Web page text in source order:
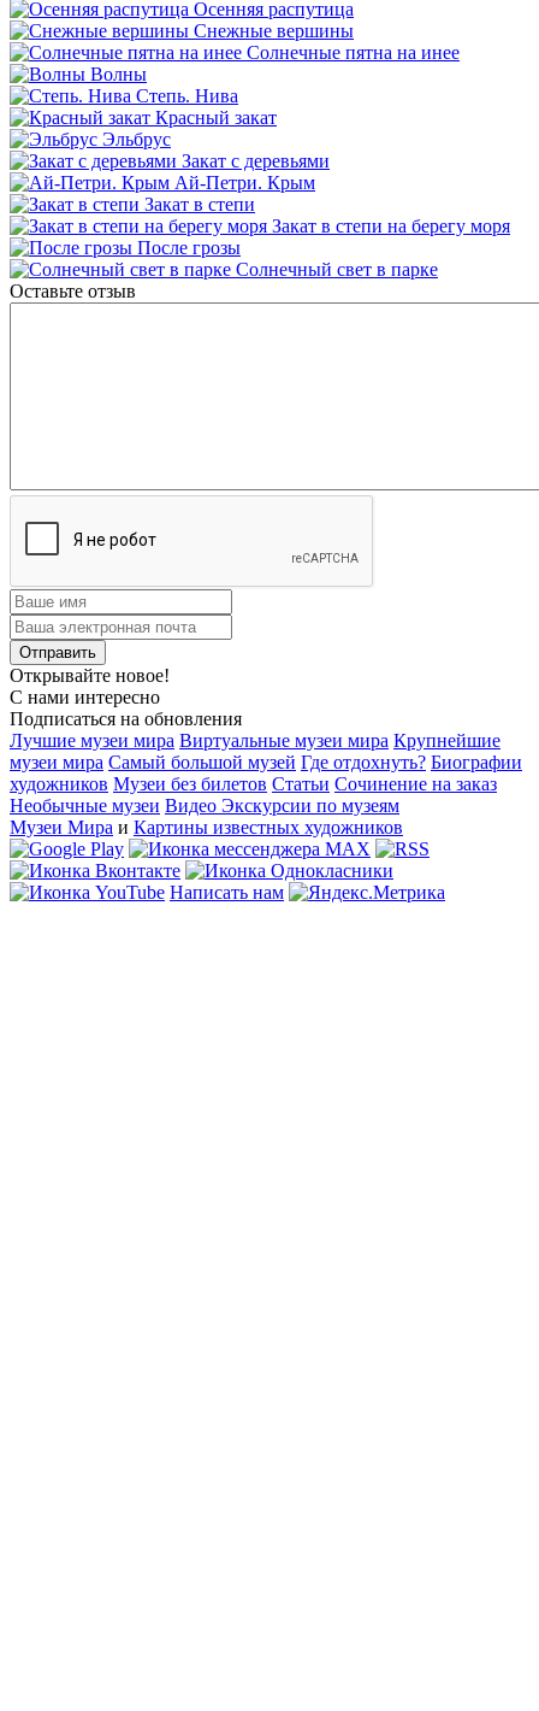
Осенняя распутица
Снежные вершины
Солнечные пятна на инее
Волны
Степь. Нива
Красный закат
Эльбрус
Закат с деревьями
Ай-Петри. Крым
Закат в степи
Закат в степи на берегу моря
После грозы
Солнечный свет в парке
Оставьте отзыв
Открывайте новое!
С нами интересно
Подписаться на обновления
Лучшие музеи мира Виртуальные музеи мира Крупнейшие
музеи мира Самый большой музей Где отдохнуть? Биографии
художников Музеи без билетов Статьи Сочинение на заказ
Необычные музеи Видео Экскурсии по музеям
Музеи Мира и Картины известных художников
Написать нам